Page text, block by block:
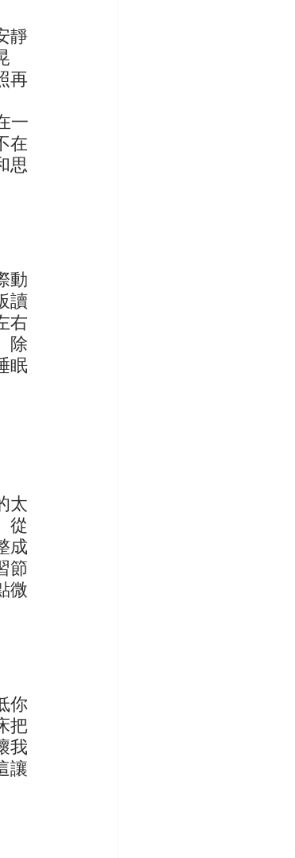
靜
再
一
在
思
動
讀
右
除
眠
太
從
成
節
微
你
把
我
讓